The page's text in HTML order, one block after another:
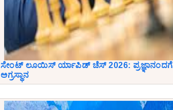
ಸೇಂಟ್ ಲೂಯಿಸ್ ರ್ಯಾಪಿಡ್ ಚೆಸ್ 2026: ಪ್ರಜ್ಞಾನಂದಗೆ
ಅಗ್ರಸ್ಥಾನ